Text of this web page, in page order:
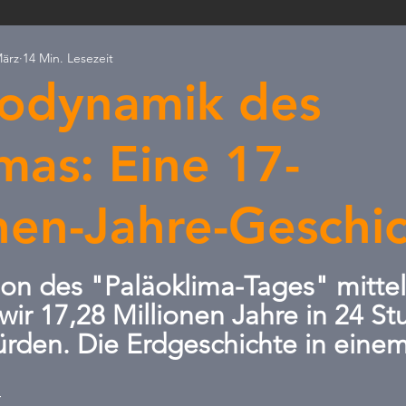
& Natur PRESSEANFRAGEN
des
Eine 17-
Jahre-
14 Min. Lesezeit
bewertet.
des "Paläoklima-Tages"
17,28 Millionen Jahre in 24
Die Erdgeschichte in